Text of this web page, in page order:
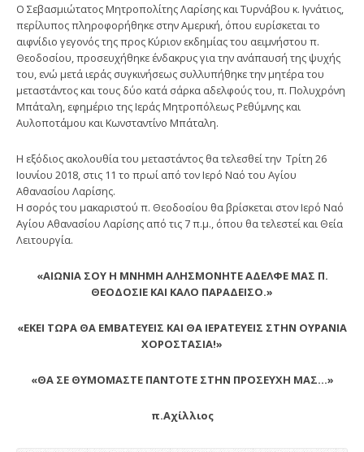
Ο Σεβασμιώτατος Μητροπολίτης Λαρίσης και Τυρνάβου κ. Ιγνάτιος,
περίλυπος πληροφορήθηκε στην Αμερική, όπου ευρίσκεται το
αιφνίδιο γεγονός της προς Κύριον εκδημίας του αειμνήστου π.
Θεοδοσίου, προσευχήθηκε ένδακρυς για την ανάπαυσή της ψυχής
του, ενώ μετά ιεράς συγκινήσεως συλλυπήθηκε την μητέρα του
μεταστάντος και τους δύο κατά σάρκα αδελφούς του, π. Πολυχρόνη
Μπάταλη, εφημέριο της Ιεράς Μητροπόλεως Ρεθύμνης και
Αυλοποτάμου και Κωνσταντίνο Μπάταλη.
Η εξόδιος ακολουθία του μεταστάντος θα τελεσθεί την Τρίτη 26
Ιουνίου 2018, στις 11 το πρωί από τον Ιερό Ναό του Αγίου
Αθανασίου Λαρίσης.
Η σορός του μακαριστού π. Θεοδοσίου θα βρίσκεται στον Ιερό Ναό
Αγίου Αθανασίου Λαρίσης από τις 7 π.μ., όπου θα τελεστεί και Θεία
Λειτουργία.
«ΑΙΩΝΙΑ ΣΟΥ Η ΜΝΗΜΗ ΑΛΗΣΜΟΝΗΤΕ ΑΔΕΛΦΕ ΜΑΣ Π.
ΘΕΟΔΟΣΙΕ ΚΑΙ ΚΑΛΟ ΠΑΡΑΔΕΙΣΟ.»
«ΕΚΕΙ ΤΩΡΑ ΘΑ ΕΜΒΑΤΕΥΕΙΣ ΚΑΙ ΘΑ ΙΕΡΑΤΕΥΕΙΣ ΣΤΗΝ ΟΥΡΑΝΙΑ
ΧΟΡΟΣΤΑΣΙΑ!»
«ΘΑ ΣΕ ΘΥΜΟΜΑΣΤΕ ΠΑΝΤΟΤΕ ΣΤΗΝ ΠΡΟΣΕΥΧΗ ΜΑΣ…»
π.Αχίλλιος